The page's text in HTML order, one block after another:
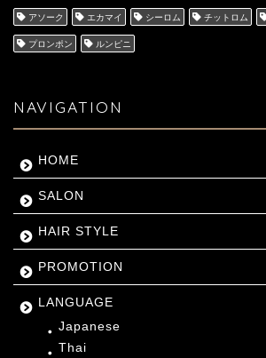
アソーク エカマイ シーロム チットロム
プロンポン ルンピニ
NAVIGATION
HOME
SALON
HAIR STYLE
PROMOTION
LANGUAGE
Japanese
Thai